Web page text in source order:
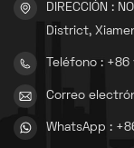
DIRECCIÓN :
District,
Teléfono :
Correo
WhatsApp :